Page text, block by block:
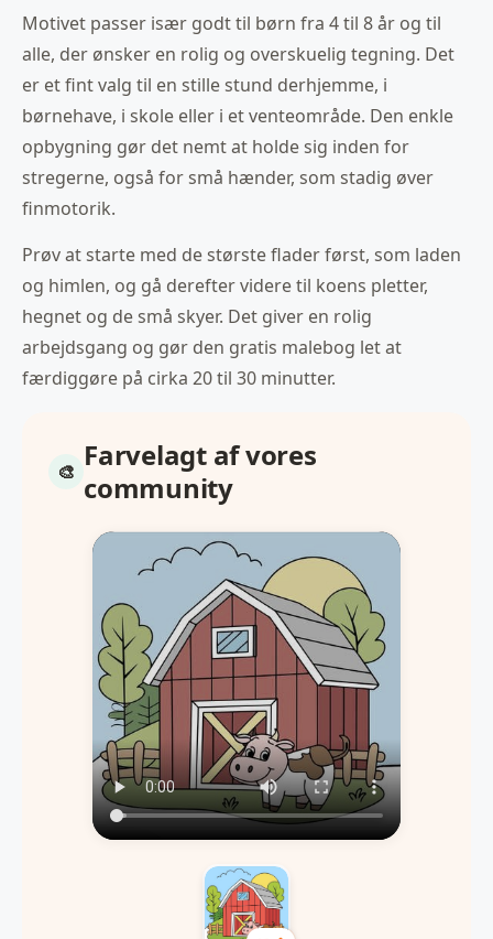
Motivet passer især godt til børn fra 4 til 8 år og til
alle, der ønsker en rolig og overskuelig tegning. Det
er et fint valg til en stille stund derhjemme, i
børnehave, i skole eller i et venteområde. Den enkle
opbygning gør det nemt at holde sig inden for
stregerne, også for små hænder, som stadig øver
finmotorik.
Prøv at starte med de største flader først, som laden
og himlen, og gå derefter videre til koens pletter,
hegnet og de små skyer. Det giver en rolig
arbejdsgang og gør den gratis malebog let at
færdiggøre på cirka 20 til 30 minutter.
Farvelagt af vores
community